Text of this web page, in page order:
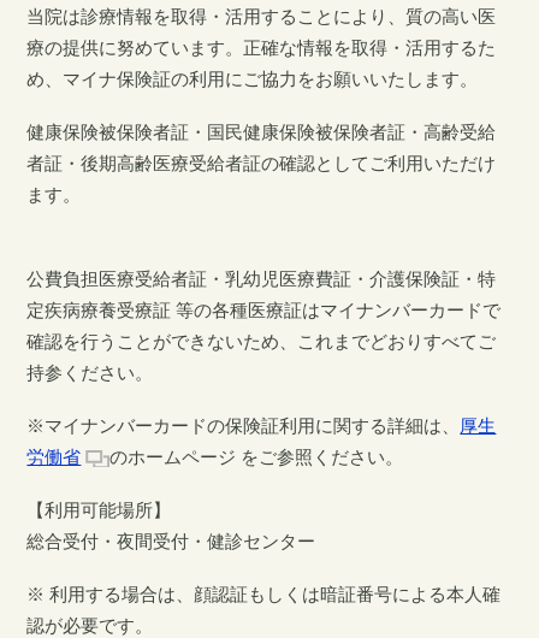
当院は診療情報を取得・活用することにより、質の高い医
療の提供に努めています。正確な情報を取得・活用するた
め、マイナ保険証の利用にご協力をお願いいたします。
健康保険被保険者証・国民健康保険被保険者証・高齢受給
者証・後期高齢医療受給者証の確認としてご利用いただけ
ます。
公費負担医療受給者証・乳幼児医療費証・介護保険証・特
定疾病療養受療証 等の各種医療証はマイナンバーカードで
確認を行うことができないため、これまでどおりすべてご
持参ください。
※マイナンバーカードの保険証利用に関する詳細は、 厚生
労働省
のホームページ をご参照ください。
【利用可能場所】
総合受付・夜間受付・健診センター
※ 利用する場合は、顔認証もしくは暗証番号による本人確
認が必要です。